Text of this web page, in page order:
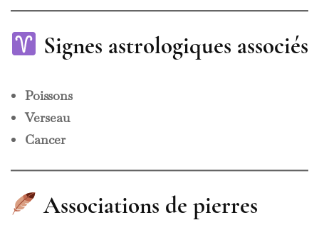
Signes astrologiques associés
Poissons
Verseau
Cancer
Associations de pierres